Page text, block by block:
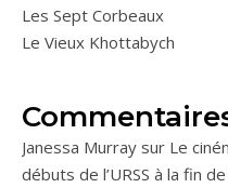
Les Sept Corbeaux
Le Vieux Khottabych
Janessa Murray sur Le
débuts de l’URSS à la fin